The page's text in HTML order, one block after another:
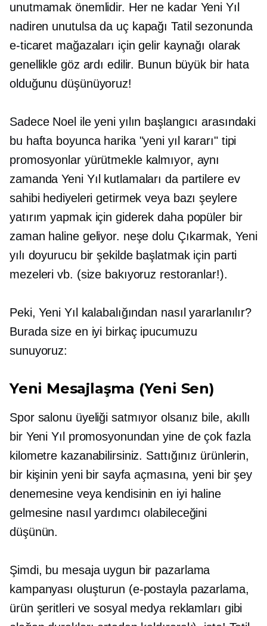
unutmamak önemlidir. Her ne kadar Yeni Yıl
nadiren unutulsa da uç kapağı Tatil sezonunda
e-ticaret mağazaları için gelir kaynağı olarak
genellikle göz ardı edilir. Bunun büyük bir hata
olduğunu düşünüyoruz!
Sadece Noel ile yeni yılın başlangıcı arasındaki
bu hafta boyunca harika "yeni yıl kararı" tipi
promosyonlar yürütmekle kalmıyor, aynı
zamanda Yeni Yıl kutlamaları da partilere ev
sahibi hediyeleri getirmek veya bazı şeylere
yatırım yapmak için giderek daha popüler bir
zaman haline geliyor. neşe dolu Çıkarmak, Yeni
yılı doyurucu bir şekilde başlatmak için parti
mezeleri vb. (size bakıyoruz restoranlar!).
Peki, Yeni Yıl kalabalığından nasıl yararlanılır?
Burada size en iyi birkaç ipucumuzu
sunuyoruz:
Yeni Mesajlaşma (Yeni Sen)
Spor salonu üyeliği satmıyor olsanız bile, akıllı
bir Yeni Yıl promosyonundan yine de çok fazla
kilometre kazanabilirsiniz. Sattığınız ürünlerin,
bir kişinin yeni bir sayfa açmasına, yeni bir şey
denemesine veya kendisinin en iyi haline
gelmesine nasıl yardımcı olabileceğini
düşünün.
Şimdi, bu mesaja uygun bir pazarlama
kampanyası oluşturun (e-postayla pazarlama,
ürün şeritleri ve sosyal medya reklamları gibi